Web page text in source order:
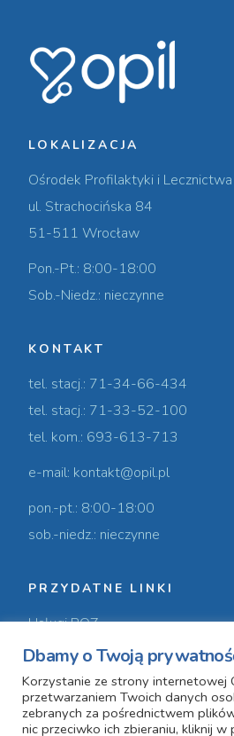
LOKALIZACJA
Ośrodek Profilaktyki i Lecznictwa
ul. Strachocińska 84
51-511 Wrocław
Pon.-Pt.: 8:00-18:00
Sob.-Niedz.: nieczynne
KONTAKT
tel. stacj.: 71-34-66-434
tel. stacj.: 71-33-52-100
tel. kom.: 693-613-713
e-mail: kontakt@opil.pl
pon.-pt.: 8:00-18:00
sob.-niedz.: nieczynne
PRZYDATNE LINKI
Usługi POZ
Usługi prywatne
Nasz zespół
O nas
Dbamy o Twoją
Korzystanie ze strony internetowej
przetwarzaniem Twoich danych
zebranych za pośrednictwem
nic przeciwko ich zbieraniu, kliknij w